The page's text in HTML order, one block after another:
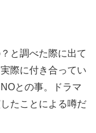
と調べた際に出て
際に付き合ってい
との事。ドラマ
たことによる噂だ